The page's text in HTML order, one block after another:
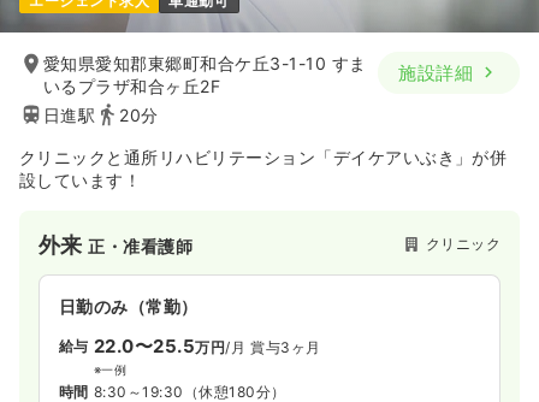
愛知県愛知郡東郷町和合ケ丘3-1-10 すま
いるプラザ和合ヶ丘2F
日進駅
20分
施設詳細
クリニックと通所リハビリテーション「デイケアいぶき」が併
設しています！
外来正・准看護師 クリニック
日勤のみ（常勤）
給与 22.0〜25.5万円/月 賞与3ヶ月
※一例
時間 8:30～19:30 （休憩180分）